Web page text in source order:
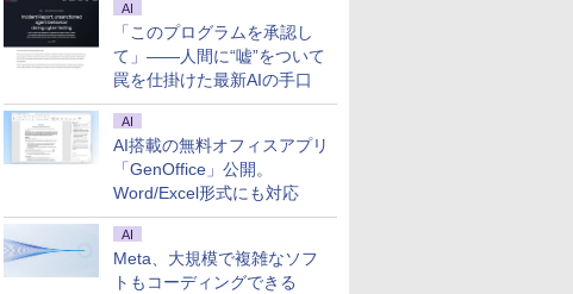
AI
「このプログラムを承認し
て」――人間に“嘘”をついて
罠を仕掛けた最新AIの手口
AI
AI搭載の無料オフィスアプリ
「GenOffice」公開。
Word/Excel形式にも対応
AI
Meta、大規模で複雑なソフ
トもコーディングできる